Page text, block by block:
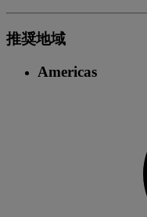
推奨地域
Americas